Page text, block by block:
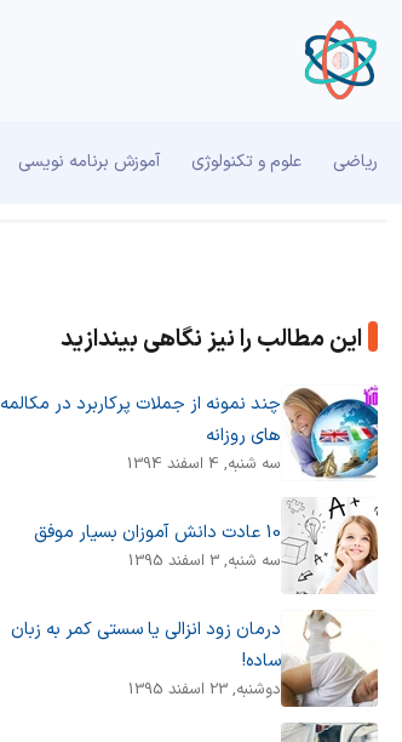
ریاضی علوم و تکنولوژی آموزش برنامه نویسی
این مطالب را نیز نگاهی بیندازید
چند نمونه از جملات پرکاربرد در مکالمه
های روزانه
سه شنبه, 4 اسفند 1394
10 عادت دانش آموزان بسیار موفق
سه شنبه, 3 اسفند 1395
درمان زود انزالی یا سستی کمر به زبان
ساده!
دوشنبه, 23 اسفند 1395